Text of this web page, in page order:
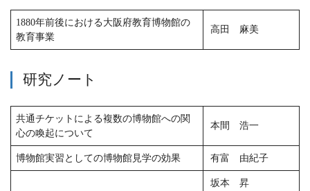
1880年前後における大阪府教育博物館の
教育事業
高田 麻美
研究ノート
共通チケットによる複数の博物館への関
心の喚起について
本間 浩一
博物館実習としての博物館見学の効果 有富 由紀子
坂本 昇